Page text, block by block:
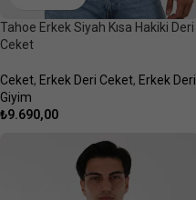
Tahoe Erkek Siyah Kısa Hakiki Deri
Ceket
Ceket, Erkek Deri Ceket, Erkek Deri
Giyim
₺9.690,00